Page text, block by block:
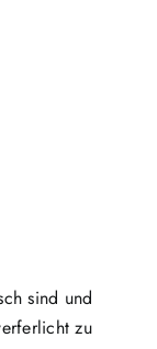
sind und
zu